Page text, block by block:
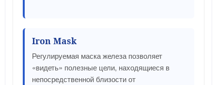
Iron Mask
Регулируемая маска железа позволяет
«видеть» полезные цели, находящиеся в
непосредственной близости от